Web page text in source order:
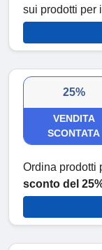
sui prodotti per
25%
VENDITA
SCONTATA
Ordina prodotti
sconto del